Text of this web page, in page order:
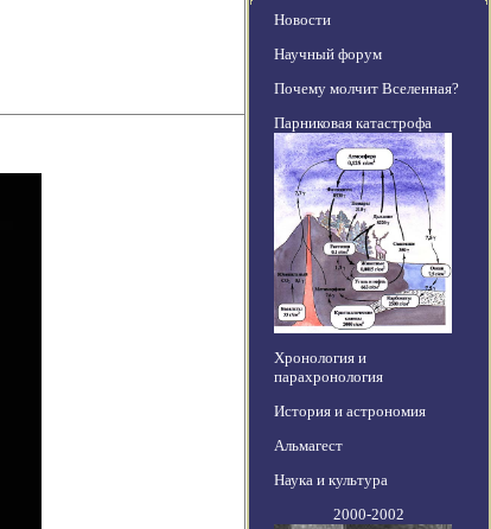
Новости
Научный форум
Почему молчит Вселенная?
Парниковая катастрофа
Хронология и
парахронология
История и астрономия
Альмагест
Наука и культура
2000-2002